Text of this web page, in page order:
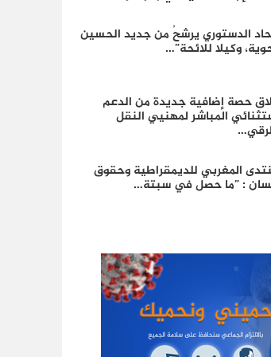
الدستوري يرشحُ من جديد الحسين
وكيلا للائحة”…
حصة إضافية جديدة من الدعم
المباشر لمهنيي النقل
المغربي للديمقراطية وحقوق
: ”ما حصل في سبتة…